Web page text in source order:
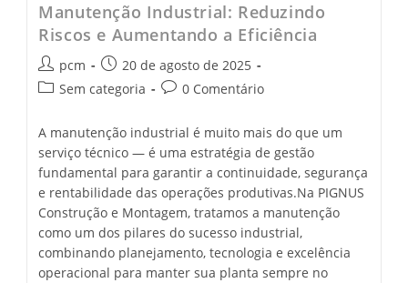
Manutenção Industrial: Reduzindo
Riscos e Aumentando a Eficiência
pcm
20 de agosto de 2025
Sem categoria
0 Comentário
A manutenção industrial é muito mais do que um
serviço técnico — é uma estratégia de gestão
fundamental para garantir a continuidade, segurança
e rentabilidade das operações produtivas.Na PIGNUS
Construção e Montagem, tratamos a manutenção
como um dos pilares do sucesso industrial,
combinando planejamento, tecnologia e excelência
operacional para manter sua planta sempre no